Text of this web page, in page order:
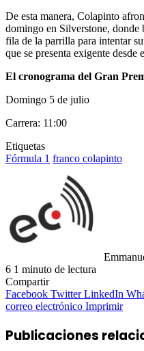
De esta manera, Colapinto
domingo en Silverstone, donde
fila de la parrilla para intentar
que se presenta exigente desde
El cronograma del Gran
Domingo 5 de julio
Carrera: 11:00
Etiquetas
Fórmula 1 franco colapinto
6 1 minuto de lectura
Compartir
Facebook Twitter LinkedIn
correo electrónico Imprimir
Publicaciones